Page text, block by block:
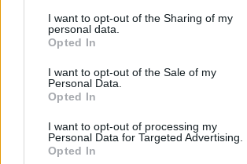
I want to opt-out of the Sharing of my
personal data.
Opted In
I want to opt-out of the Sale of my
Personal Data.
Opted In
I want to opt-out of processing my
Personal Data for Targeted Advertising.
Opted In
Θέσεις εργασίας
Όλες οι Θέσεις Εργασίας